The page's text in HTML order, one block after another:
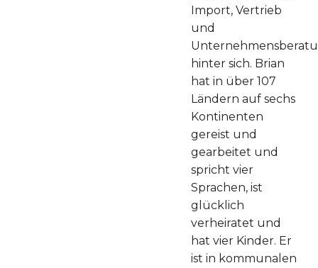
Import, Vertrieb
und
hinter sich. Brian
hat in über 107
Ländern auf sechs
Kontinenten
gereist und
gearbeitet und
spricht vier
Sprachen, ist
glücklich
verheiratet und
hat vier Kinder. Er
ist in kommunalen